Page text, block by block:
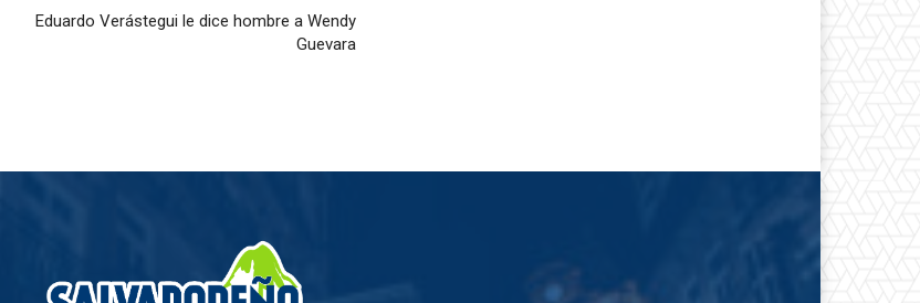
Eduardo Verástegui le dice hombre a Wendy
Guevara